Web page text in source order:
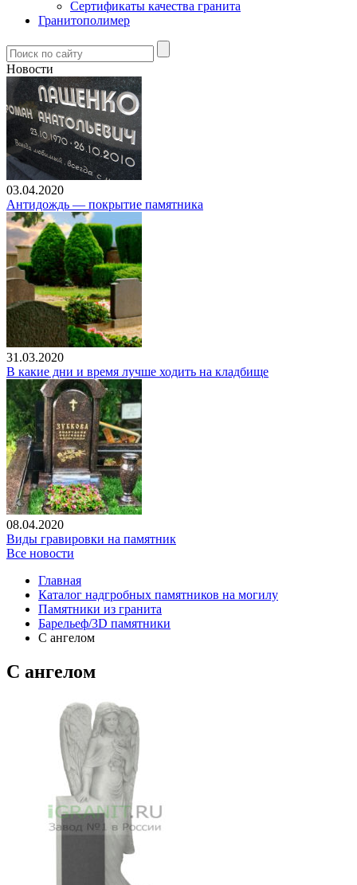
Сертификаты качества гранита
Гранитополимер
Новости
03.04.2020
Антидождь — покрытие памятника
31.03.2020
В какие дни и время лучше ходить на кладбище
08.04.2020
Виды гравировки на памятник
Все новости
Главная
Каталог надгробных памятников на могилу
Памятники из гранита
Барельеф/3D памятники
С ангелом
С ангелом